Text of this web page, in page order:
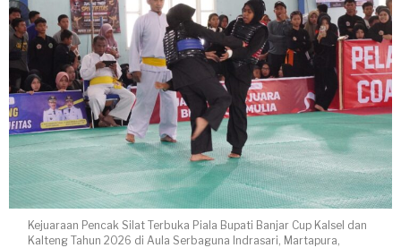
Kejuaraan Pencak Silat Terbuka Piala Bupati Banjar Cup Kalsel dan
Kalteng Tahun 2026 di Aula Serbaguna Indrasari, Martapura,